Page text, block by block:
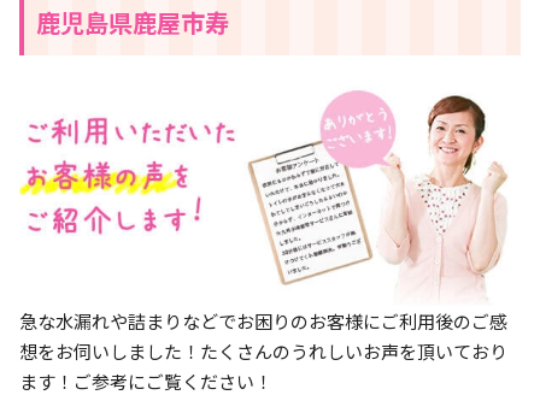
鹿児島県鹿屋市寿
急な水漏れや詰まりなどでお困りのお客様にご利用後のご感
想をお伺いしました！たくさんのうれしいお声を頂いており
ます！ご参考にご覧ください！